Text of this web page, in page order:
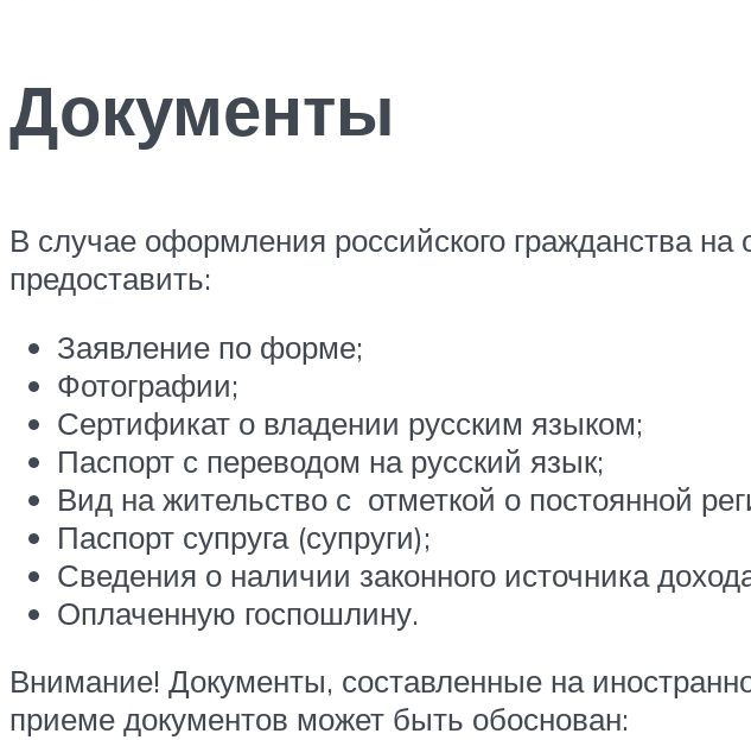
Документы
В случае оформления российского гражданства
предоставить:
Заявление по форме;
Фотографии;
Сертификат о владении русским языком;
Паспорт с переводом на русский язык;
Вид на жительство с отметкой о постоянной
Паспорт супруга (супруги);
Сведения о наличии законного источника
Оплаченную госпошлину.
Внимание! Документы, составленные на
приеме документов может быть обоснован: